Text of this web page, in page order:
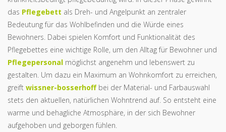
das Pflegebett als Dreh- und Angelpunkt an zentraler
Bedeutung für das Wohlbefinden und die Würde eines
Bewohners. Dabei spielen Komfort und Funktionalität des
Pflegebettes eine wichtige Rolle, um den Alltag für Bewohner und
Pflegepersonal möglichst angenehm und lebenswert zu
gestalten. Um dazu ein Maximum an Wohnkomfort zu erreichen,
greift wissner-bosserhoffbei der Material- und Farbauswahl
stets den aktuellen, natürlichen Wohntrend auf. So entsteht eine
warme und behagliche Atmosphäre, in der sich Bewohner
aufgehoben und geborgen fühlen.